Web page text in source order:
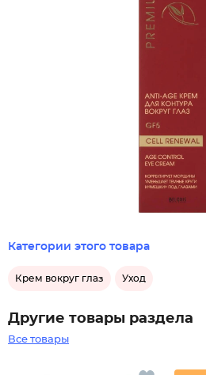
Категории этого товара
Крем вокруг глаз Уход
Другие товары раздела
Все товары